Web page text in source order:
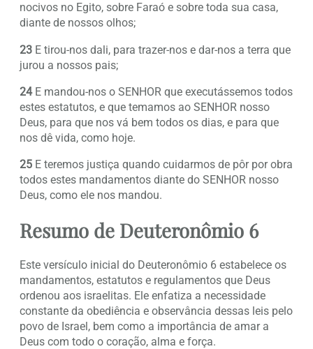
nocivos no Egito, sobre Faraó e sobre toda sua casa,
diante de nossos olhos;
23 E tirou-nos dali, para trazer-nos e dar-nos a terra que
jurou a nossos pais;
24E mandou-nos o SENHOR que executássemos todos
estes estatutos, e que temamos ao SENHOR nosso
Deus, para que nos vá bem todos os dias, e para que
nos dê vida, como hoje.
25 E teremos justiça quando cuidarmos de pôr por obra
todos estes mandamentos diante do SENHOR nosso
Deus, como ele nos mandou.
Resumo de Deuteronômio 6
Este versículo inicial do Deuteronômio 6 estabelece os
mandamentos, estatutos e regulamentos que Deus
ordenou aos israelitas. Ele enfatiza a necessidade
constante da obediência e observância dessas leis pelo
povo de Israel, bem como a importância de amar a
Deus com todo o coração, alma e força.